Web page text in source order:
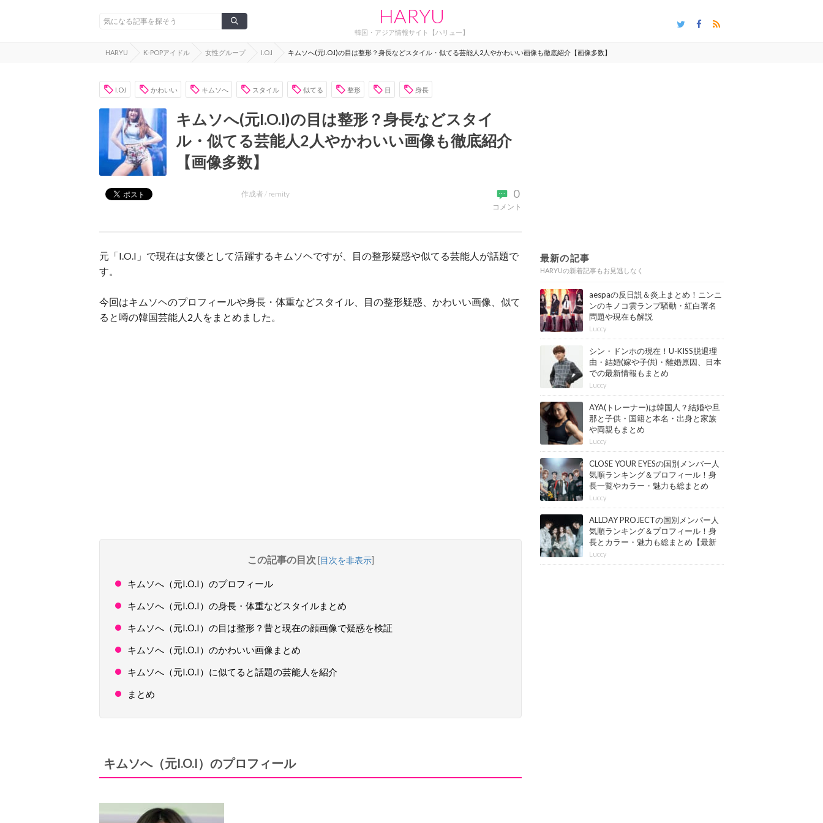
HARYU
韓国・アジア情報サイト【ハリュー】
HARYU K-POPアイドル 女性グループ I.O.I キムソへ(元I.O.I)の目は整形？身長などスタイル・似てる芸能人2人やかわいい画像も徹底紹介【画像多数】
I.O.I かわいい キムソへ スタイル 似てる 整形 目 身長
キムソへ(元I.O.I)の目は整形？身長などスタイ
ル・似てる芸能人2人やかわいい画像も徹底紹介
【画像多数】
0
コメント
作成者 / remity
元「I.O.I」で現在は女優として活躍するキムソヘですが、目の整形疑惑や似てる芸能人が話題で
す。
今回はキムソヘのプロフィールや身長・体重などスタイル、目の整形疑惑、かわいい画像、似て
ると噂の韓国芸能人2人をまとめました。
この記事の目次 [目次を非表示]
キムソへ（元I.O.I）のプロフィール
キムソへ（元I.O.I）の身長・体重などスタイルまとめ
キムソへ（元I.O.I）の目は整形？昔と現在の顔画像で疑惑を検証
キムソへ（元I.O.I）のかわいい画像まとめ
キムソへ（元I.O.I）に似てると話題の芸能人を紹介
まとめ
キムソへ（元I.O.I）のプロフィール
最新の記事
HARYUの新着記事もお見逃しなく
aespaの反日説＆炎上まとめ！ニンニ
ンのキノコ雲ランプ騒動・紅白署名
問題や現在も解説
Luccy
シン・ドンホの現在！U-KISS脱退理
由・結婚(嫁や子供)・離婚原因、日本
での最新情報もまとめ
Luccy
AYA(トレーナー)は韓国人？結婚や旦
那と子供・国籍と本名・出身と家族
や両親もまとめ
Luccy
CLOSE YOUR EYESの国別メンバー人
気順ランキング＆プロフィール！身
長一覧やカラー・魅力も総まとめ
【最新版】
Luccy
ALLDAY PROJECTの国別メンバー人
気順ランキング＆プロフィール！身
長とカラー・魅力も総まとめ【最新
版】
Luccy